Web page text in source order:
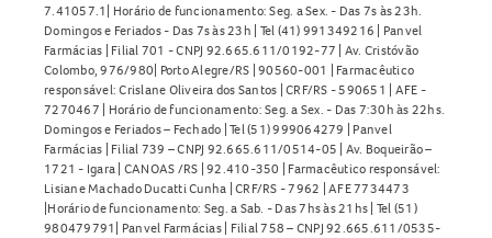
7.41057.1| Horário de funcionamento: Seg. a Sex. - Das 7s às 23h.
Domingos e Feriados - Das 7s às 23h | Tel (41) 991349216 | Panvel
Farmácias | Filial 701 - CNPJ 92.665.611/0192-77 | Av. Cristóvão
Colombo, 976/980| Porto Alegre/RS | 90560-001 | Farmacêutico
responsável: Crislane Oliveira dos Santos | CRF/RS - 590651 | AFE -
7270467 | Horário de funcionamento: Seg. a Sex. - Das 7:30h às 22hs.
Domingos e Feriados – Fechado | Tel (51) 999064279 | Panvel
Farmácias | Filial 739 – CNPJ 92.665.611/0514-05 | Av. Boqueirão –
1721 - Igara | CANOAS /RS | 92.410-350 | Farmacêutico responsável:
Lisiane Machado Ducatti Cunha | CRF/RS - 7962 | AFE 7734473
|Horário de funcionamento: Seg. a Sab. - Das 7hs às 21hs | Tel (51)
980479791| Panvel Farmácias | Filial 758 – CNPJ 92.665.611/0535-